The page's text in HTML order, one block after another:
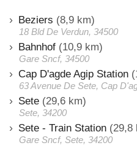
Beziers (8,9 km)
18 Bld De Verdun, 34500
Bahnhof (10,9 km)
Gare Sncf, 34500
Cap D'agde Agip Station
63 Avenue De Sete, Cap
Sete (29,6 km)
Sete, 34200
Sete - Train Station (29,8
Gare Sncf, Sete, 34200